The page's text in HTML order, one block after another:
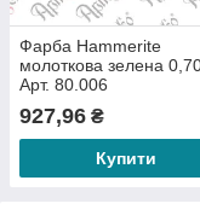
Фарба Hammerite
молоткова зелена
Арт. 80.006
927,96 ₴
Купити